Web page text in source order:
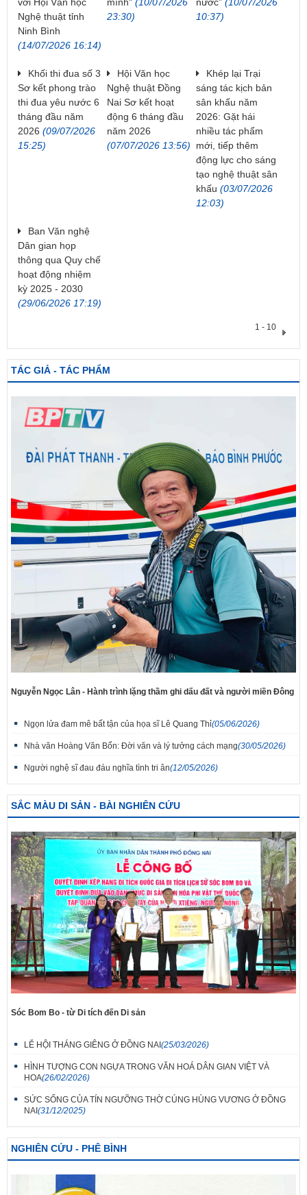
Nghệ thuật tỉnh
Ninh Bình
(14/07/2026 16:14)
23:30)
10:37)
Khối thi đua số 3
Sơ kết phong trào
thi đua yêu nước 6
tháng đầu năm
2026 (09/07/2026
15:25)
Hội Văn học
Nghệ thuật Đồng
Nai Sơ kết hoạt
động 6 tháng đầu
năm 2026
(07/07/2026 13:56)
Khép lại Trại
sáng tác kịch bản
sân khấu năm
2026: Gặt hái
nhiều tác phẩm
mới, tiếp thêm
động lực cho sáng
tạo nghệ thuật sân
khấu (03/07/2026
12:03)
Ban Văn nghệ
Dân gian họp
thông qua Quy chế
hoạt động nhiệm
kỳ 2025 - 2030
(29/06/2026 17:19)
1 - 10
TÁC GIẢ - TÁC PHẨM
Nguyễn Ngọc Lân - Hành trình lặng thầm ghi dấu đất và người miền Đông
Ngọn lửa đam mê bất tận của họa sĩ Lê Quang Thỉ(05/06/2026)
Nhà văn Hoàng Văn Bổn: Đời văn và lý tưởng cách mạng(30/05/2026)
Người nghệ sĩ đau đáu nghĩa tình tri ân(12/05/2026)
SẮC MÀU DI SẢN - BÀI NGHIÊN CỨU
Sóc Bom Bo - từ Di tích đến Di sản
LỄ HỘI THÁNG GIÊNG Ở ĐỒNG NAI(25/03/2026)
HÌNH TƯỢNG CON NGỰA TRONG VĂN HOÁ DÂN GIAN VIỆT VÀ
HOA(26/02/2026)
SỨC SỐNG CỦA TÍN NGƯỠNG THỜ CÚNG HÙNG VƯƠNG Ở ĐỒNG
NAI(31/12/2025)
NGHIÊN CỨU - PHÊ BÌNH